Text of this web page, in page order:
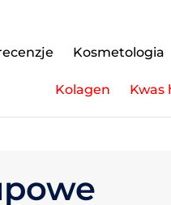
Kosmetologia
Kolagen Kwas